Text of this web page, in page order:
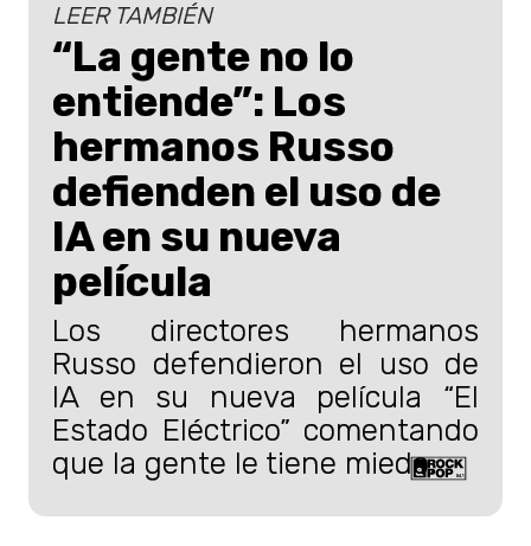
LEER TAMBIÉN
“La gente no lo
entiende”: Los
hermanos Russo
defienden el uso de
IA en su nueva
película
Los directores hermanos
Russo defendieron el uso de
IA en su nueva película “El
Estado Eléctrico” comentando
que la gente le tiene miedo.